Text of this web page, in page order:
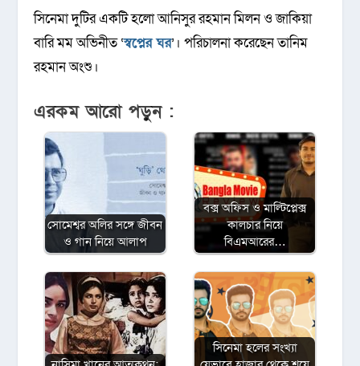
সিনেমা দুটির একটি হলো আনিসুর রহমান মিলন ও জাকিয়া
বারি মম অভিনীত ‘স্বপ্নের ঘর’। পরিচালনা করেছেন তানিম
রহমান অংশু।
এরকম আরো পড়ুন :
সোমেশ্বর অলির সঙ্গে জীবন
ও গান নিয়ে আলাপ
বক্স অফিস ও মাল্টিপ্লেক্স
কালচার নিয়ে
বিএমআরের…
সিনেমা হলের সংখ্যা